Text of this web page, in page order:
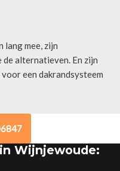
lang mee, zijn
de alternatieven. En zijn
een dakrandsysteem
Wijnjewoude: